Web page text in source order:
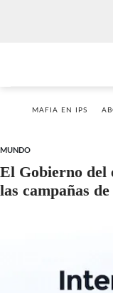
MAFIA EN IPS
MUNDO
El Gobierno del
las campañas